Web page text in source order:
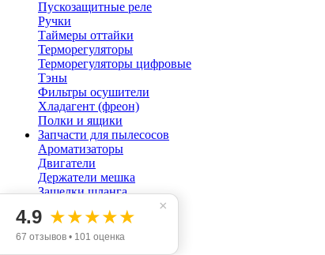
Пускозащитные реле
Ручки
Таймеры оттайки
Терморегуляторы
Терморегуляторы цифровые
Тэны
Фильтры осушители
Хладагент (фреон)
Полки и ящики
Запчасти для пылесосов
Ароматизаторы
Двигатели
Держатели мешка
Защелки шланга
Мешок пылесоса
Помпы
×
4.9 ★★★★★
67 отзывов • 101 оценка